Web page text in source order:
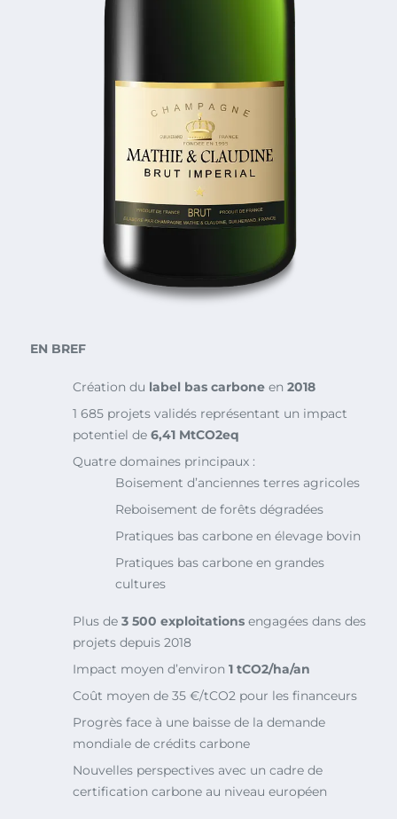
EN BREF
Création du label bas carbone en 2018
1 685 projets validés représentant un impact
potentiel de 6,41 MtCO2eq
Quatre domaines principaux :
Boisement d’anciennes terres agricoles
Reboisement de forêts dégradées
Pratiques bas carbone en élevage bovin
Pratiques bas carbone en grandes
cultures
Plus de 3 500 exploitations engagées dans des
projets depuis 2018
Impact moyen d’environ 1 tCO2/ha/an
Coût moyen de 35 €/tCO2 pour les financeurs
Progrès face à une baisse de la demande
mondiale de crédits carbone
Nouvelles perspectives avec un cadre de
certification carbone au niveau européen